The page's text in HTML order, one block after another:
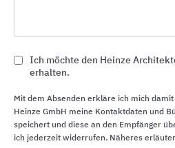
zwei deutschen Standorten
schützen vor Kälte und
Bauraum zu beanspruchen.
Ich möchte den Heinze
erhalten.
Mit dem Absenden erkläre ich mich
Heinze GmbH meine Kontaktdaten und
speichert und diese an den Empfänger
ich jederzeit widerrufen. Näheres